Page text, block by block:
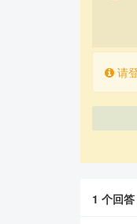
请
1 个回答